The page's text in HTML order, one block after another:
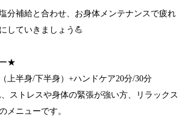
分補給と合わせ、お身体メンテナンスで疲れ
していきましょう💪
★
上半身/下半身）+ハンドケア20分/30分
ストレスや身体の緊張が強い方、リラックス
メニューです。